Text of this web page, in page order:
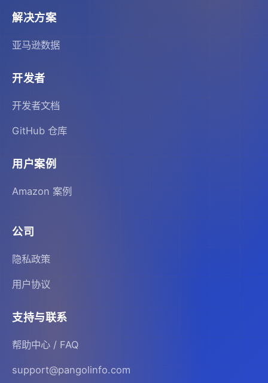
解决方案
亚马逊数据
开发者
开发者文档
GitHub 仓库
用户案例
Amazon 案例
公司
隐私政策
用户协议
支持与联系
帮助中心 / FAQ
support@pangolinfo.com